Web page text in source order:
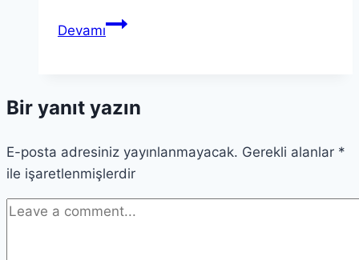
DevamıGörelilik
Niteliğindeki
Bir yanıt yazın
E-posta adresiniz yayınlanmayacak. Gerekli alanlar *
ile işaretlenmişlerdir